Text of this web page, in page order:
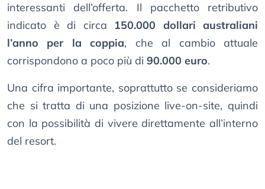
interessanti dell’offerta. Il pacchetto retributivo
indicato è di circa 150.000 dollari australiani
l’anno per la coppia, che al cambio attuale
corrispondono a poco più di 90.000 euro.
Una cifra importante, soprattutto se consideriamo
che si tratta di una posizione live-on-site, quindi
con la possibilità di vivere direttamente all’interno
del resort.